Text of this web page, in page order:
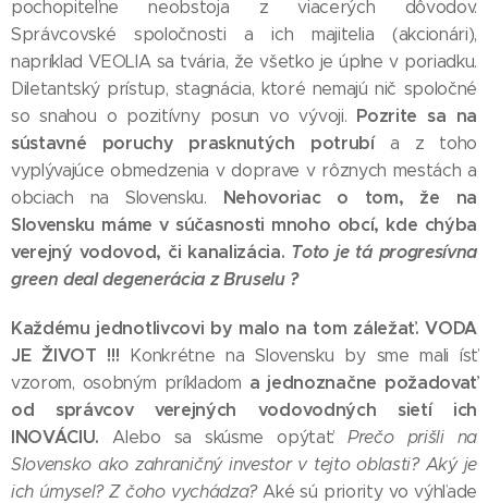
pochopiteľne neobstoja z viacerých dôvodov.
Správcovské spoločnosti a ich majitelia (akcionári),
napríklad VEOLIA sa tvária, že všetko je úplne v poriadku.
Diletantský prístup, stagnácia, ktoré nemajú nič spoločné
so snahou o pozitívny posun vo vývoji. Pozrite sa na
sústavné poruchy prasknutých potrubía z toho
vyplývajúce obmedzenia v doprave v rôznych mestách a
obciach na Slovensku. Nehovoriac o tom, že na
Slovensku máme v súčasnosti mnoho obcí, kde chýba
verejný vodovod, či kanalizácia. Toto je tá progresívna
green deal degenerácia z Bruselu ?
Každému jednotlivcovi by malo na tom záležať. VODA
JE ŽIVOT !!! Konkrétne na Slovensku by sme mali ísť
vzorom, osobným príkladom a jednoznačne požadovať
od správcov verejných vodovodných sietí ich
INOVÁCIU. Alebo sa skúsme opýtať:Prečo prišli na
Slovensko ako zahraničný investor v tejto oblasti? Aký je
ich úmysel? Z čoho vychádza?Aké sú priority vo výhľade